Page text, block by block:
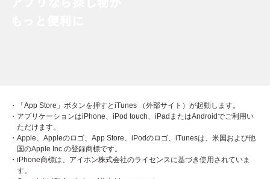
・「App Store」ボタンを押すとiTunes （外部サイト）が起動します。
・アプリケーションはiPhone、iPod touch、iPadまたはAndroidでご利用い
ただけます。
・Apple、Appleのロゴ、App Store、iPodのロゴ、iTunesは、米国および他
国のApple Inc.の登録商標です。
・iPhone商標は、アイホン株式会社のライセンスに基づき使用されていま
す。